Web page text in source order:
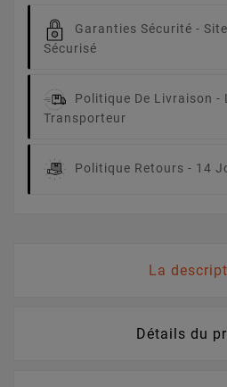
Garanties Sécurité -
Sécurisé
Politique De Livraison -
Transporteur
Politique Retours - 14
La
Détails du